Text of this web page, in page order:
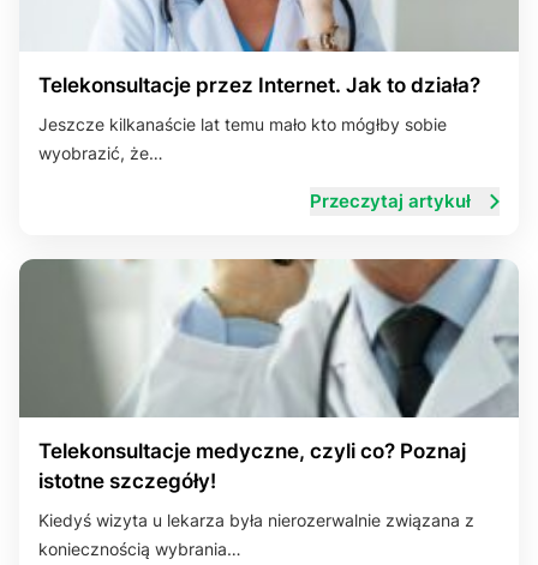
Telekonsultacje przez Internet. Jak to działa?
Jeszcze kilkanaście lat temu mało kto mógłby sobie
wyobrazić, że…
Przeczytaj artykuł
Telekonsultacje medyczne, czyli co? Poznaj
istotne szczegóły!
Kiedyś wizyta u lekarza była nierozerwalnie związana z
koniecznością wybrania…